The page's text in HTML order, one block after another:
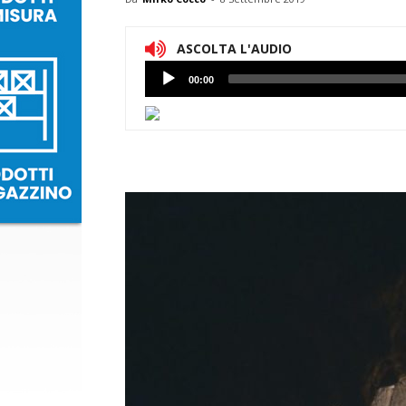
ASCOLTA L'AUDIO
Lettore
Audio
00:00